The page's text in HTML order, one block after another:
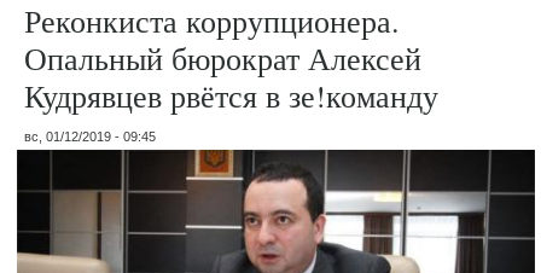
Реконкиста коррупционера.
Опальный бюрократ Алексей
Кудрявцев рвётся в зе!команду
вс, 01/12/2019 - 09:45